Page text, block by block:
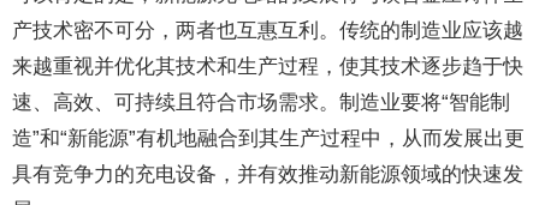
产技术密不可分，两者也互惠互利。传统的制造业应该越
来越重视并优化其技术和生产过程，使其技术逐步趋于快
速、高效、可持续且符合市场需求。制造业要将“智能制
造”和“新能源”有机地融合到其生产过程中，从而发展出更
具有竞争力的充电设备，并有效推动新能源领域的快速发